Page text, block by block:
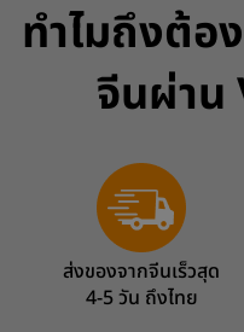
ทำไมถึงต้อ
จีนผ่าน
ส่งของจากจีนเร็วสุด
4-5 วัน ถึงไทย